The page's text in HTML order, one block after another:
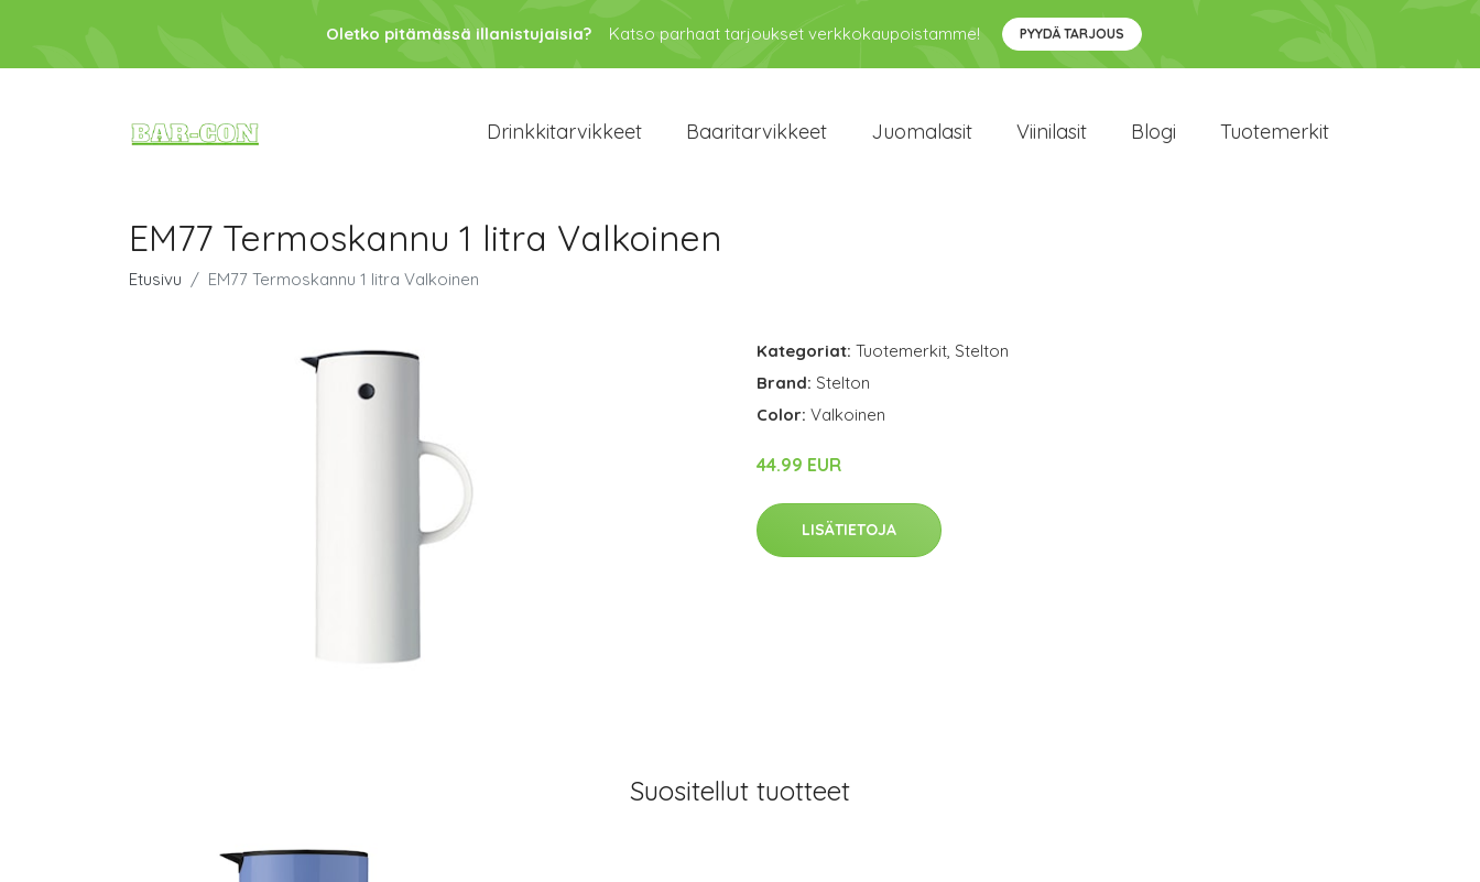
Oletko pitämässä illanistujaisia? Katso parhaat tarjoukset verkkokaupoistamme! PYYDÄ TARJOUS
Drinkkitarvikkeet Baaritarvikkeet Juomalasit Viinilasit Blogi Tuotemerkit
EM77 Termoskannu 1 litra Valkoinen
Etusivu EM77 Termoskannu 1 litra Valkoinen
Kategoriat: Tuotemerkit, Stelton
Brand: Stelton
Color: Valkoinen
44.99 EUR
LISÄTIETOJA
Suositellut tuotteet